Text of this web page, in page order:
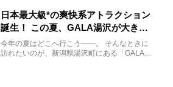
日本最大級*の爽快系アトラクション
誕生！ この夏、GALA湯沢が大きく
生まれ変わる
今年の夏はどこへ行こう――。 そんなときに
訪れたいのが、新潟県湯沢町にある「GALA湯